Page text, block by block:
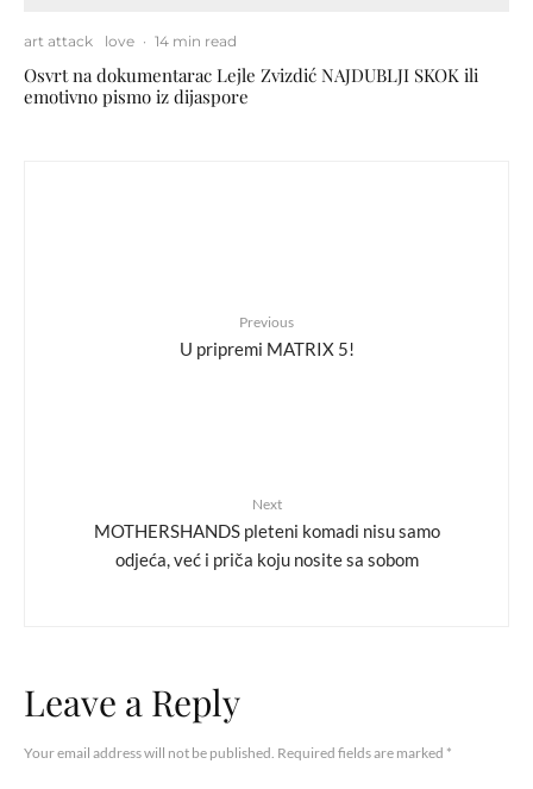
art attack love · 14 min read
Osvrt na dokumentarac Lejle Zvizdić NAJDUBLJI SKOK ili
emotivno pismo iz dijaspore
Previous
U pripremi MATRIX 5!
Next
MOTHERSHANDS pleteni komadi nisu samo
odjeća, već i priča koju nosite sa sobom
Leave a Reply
Your email address will not be published. Required fields are marked *